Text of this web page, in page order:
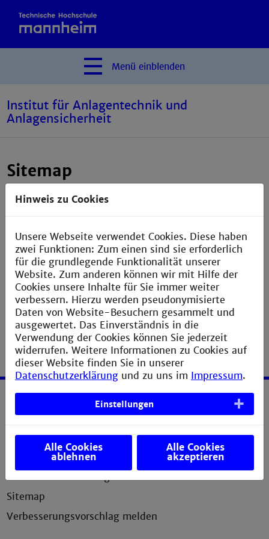
Menü einblenden
Institut für Anlagentechnik und
Anlagensicherheit
Sitemap
Über das Institut
CAD
Home
Impressum
Erklärung zur Barrierefreiheit
Datenschutzerklärung
Sitemap
Verbesserungsvorschlag melden
Hinweis zu Cookies
Unsere Webseite verwendet Cookies. Diese haben
zwei Funktionen: Zum einen sind sie erforderlich
für die grundlegende Funktionalität unserer
Website. Zum anderen können wir mit Hilfe der
Cookies unsere Inhalte für Sie immer weiter
verbessern. Hierzu werden pseudonymisierte
Daten von Website-Besuchern gesammelt und
ausgewertet. Das Einverständnis in die
Verwendung der Cookies können Sie jederzeit
widerrufen. Weitere Informationen zu Cookies auf
dieser Website finden Sie in unserer
Datenschutzerklärung und zu uns im Impressum.
Einstellungen
Alle Cookies
ablehnen
Alle Cookies
akzeptieren